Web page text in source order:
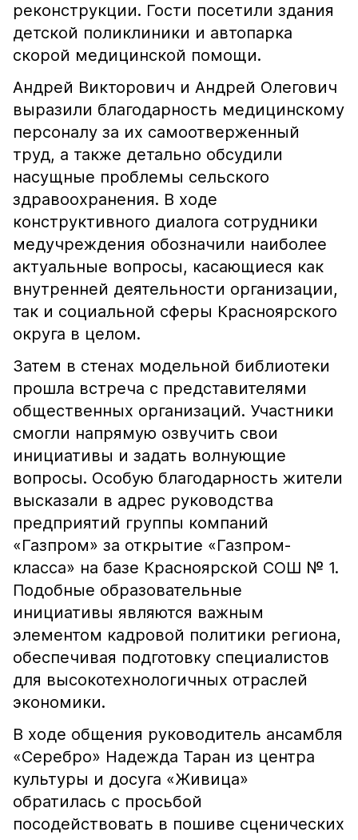
реконструкции. Гости посетили здания
детской поликлиники и автопарка
скорой медицинской помощи.
Андрей Викторович и Андрей Олегович
выразили благодарность медицинскому
персоналу за их самоотверженный
труд, а также детально обсудили
насущные проблемы сельского
здравоохранения. В ходе
конструктивного диалога сотрудники
медучреждения обозначили наиболее
актуальные вопросы, касающиеся как
внутренней деятельности организации,
так и социальной сферы Красноярского
округа в целом.
Затем в стенах модельной библиотеки
прошла встреча с представителями
общественных организаций. Участники
смогли напрямую озвучить свои
инициативы и задать волнующие
вопросы. Особую благодарность жители
высказали в адрес руководства
предприятий группы компаний
«Газпром» за открытие «Газпром-
класса» на базе Красноярской СОШ № 1.
Подобные образовательные
инициативы являются важным
элементом кадровой политики региона,
обеспечивая подготовку специалистов
для высокотехнологичных отраслей
экономики.
В ходе общения руководитель ансамбля
«Серебро» Надежда Таран из центра
культуры и досуга «Живица»
обратилась с просьбой
посодействовать в пошиве сценических